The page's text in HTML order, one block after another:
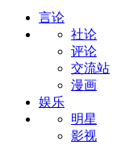
言论
社论
评论
交流站
漫画
娱乐
明星
影视